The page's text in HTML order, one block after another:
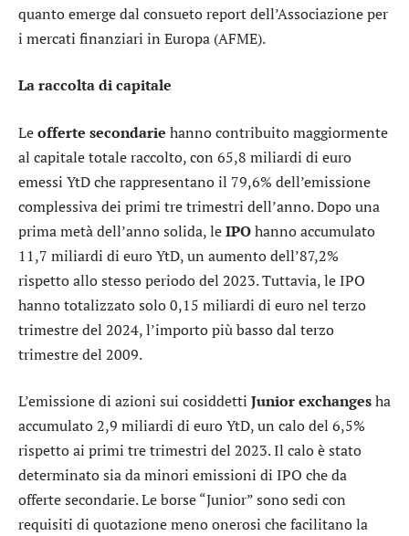
quanto emerge dal consueto report dell’Associazione per
i mercati finanziari in Europa (AFME).
La raccolta di capitale
Leofferte secondarie hanno contribuito maggiormente
al capitale totale raccolto, con 65,8 miliardi di euro
emessi YtD che rappresentano il 79,6% dell’emissione
complessiva dei primi tre trimestri dell’anno. Dopo una
prima metà dell’anno solida, leIPOhanno accumulato
11,7 miliardi di euro YtD, un aumento dell’87,2%
rispetto allo stesso periodo del 2023. Tuttavia, le IPO
hanno totalizzato solo 0,15 miliardi di euro nel terzo
trimestre del 2024, l’importo più basso dal terzo
trimestre del 2009.
L’emissione di azioni sui cosiddetti Junior exchangesha
accumulato 2,9 miliardi di euro YtD, un calo del 6,5%
rispetto ai primi tre trimestri del 2023. Il calo è stato
determinato sia da minori emissioni di IPO che da
offerte secondarie. Le borse “Junior” sono sedi con
requisiti di quotazione meno onerosi che facilitano la